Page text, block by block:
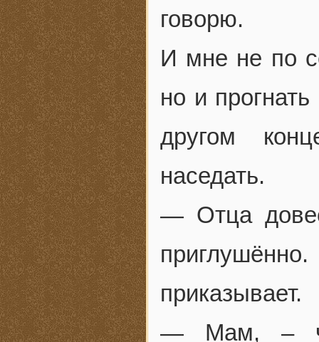
говорю.
И мне не по
но и
другом
наседать.
— Отца
приказывает.
— Мам, –